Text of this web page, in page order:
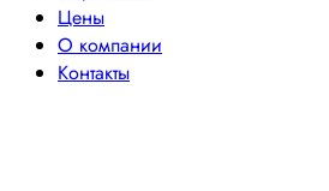
Цены
О компании
Контакты